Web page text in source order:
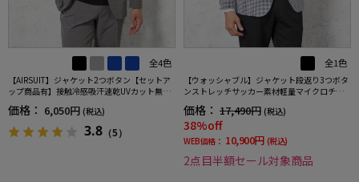
全4色
【AIRSUIT】ジャケット2つボタン【セットア
ップ商品有】接触冷感吸汗速乾UVカット無地
春夏
価格： 6,050円 (税込)
3.8 （5）
全1色
【ウォッシャブル】ジャケット段返り3つボタ
ンストレッチサッカー素材軽量マイクロチェ
ック春夏
価格： 17,490円 (税込)
38%off
WEB価格： 10,900円 (税込)
2点目半額セール対象商品